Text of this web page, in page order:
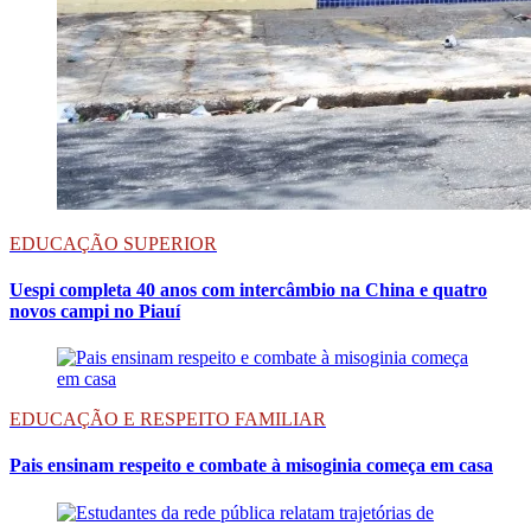
EDUCAÇÃO SUPERIOR
Uespi completa 40 anos com intercâmbio na China e quatro
novos campi no Piauí
EDUCAÇÃO E RESPEITO FAMILIAR
Pais ensinam respeito e combate à misoginia começa em casa